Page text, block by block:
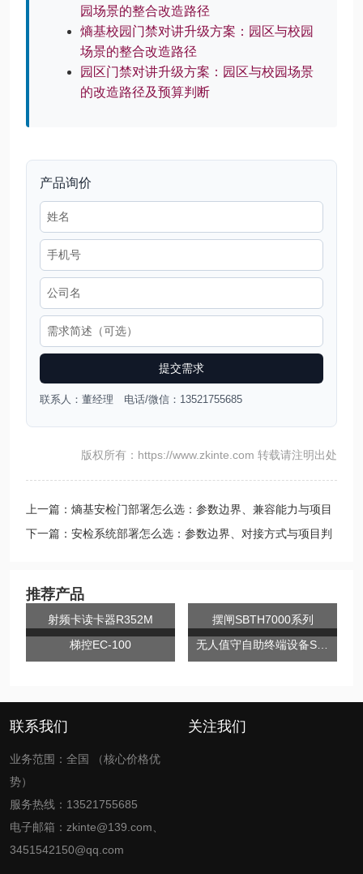
园场景的整合改造路径
熵基校园门禁对讲升级方案：园区与校园
场景的整合改造路径
园区门禁对讲升级方案：园区与校园场景
的改造路径及预算判断
产品询价
提交需求
联系人：董经理 电话/微信：13521755685
版权所有：https://www.zkinte.com 转载请注明出处
上一篇：熵基安检门部署怎么选：参数边界、兼容能力与项目
判断
下一篇：安检系统部署怎么选：参数边界、对接方式与项目判
推荐产品
射频卡读卡器R352M
摆闸SBTH7000系列
梯控EC-100
联系我们
业务范围：全国 （核心价格优
势）
服务热线：13521755685
电子邮箱：zkinte@139.com、
3451542150@qq.com
关注我们